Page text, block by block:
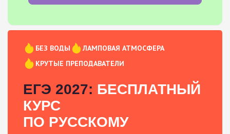
БЕЗ ВОДЫ
ЛАМПОВАЯ АТМОСФЕРА
КРУТЫЕ ПРЕПОДАВАТЕЛИ
ЕГЭ 2027: БЕСПЛАТНЫЙ
КУРС
ПО РУССКОМУ